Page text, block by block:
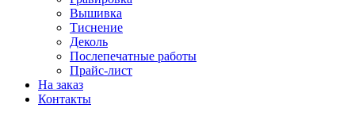
Вышивка
Тиснение
Деколь
Послепечатные работы
Прайс-лист
На заказ
Контакты